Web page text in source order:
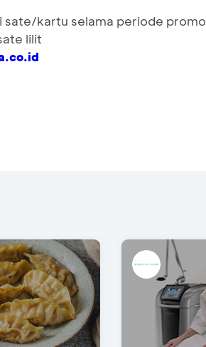
sate/kartu selama periode promo
lilit